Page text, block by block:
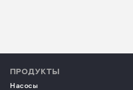
ПРОДУКТЫ
Насосы